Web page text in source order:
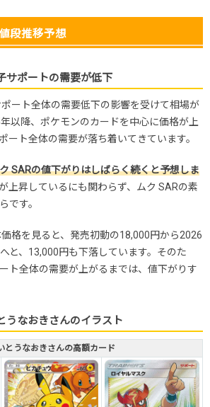
段推移予想
サポートの需要が低下
ート全体の需要低下の影響を受けて相場が
以降、ポケモンのカードを中心に価格が上
ート全体の需要が落ち着いてきています。
SARの値下がりはしばらく続くと予想しま
上昇しているにも関わらず、ムク SARの素
です。
格を見ると、発売初動の18,000円から2026
と、13,000円も下落しています。そのた
ト全体の需要が上がるまでは、値下がりす
うなおきさんのイラスト
とうなおきさんの高額カード